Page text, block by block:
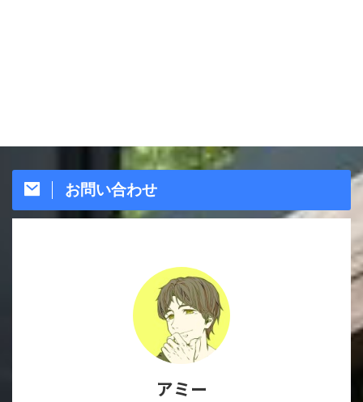
お問い合わせ
アミー